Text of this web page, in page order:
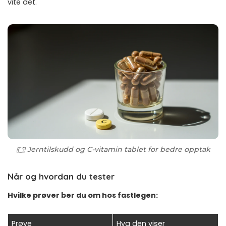
vite det.
Jerntilskudd og C-vitamin tablet for bedre opptak
Når og hvordan du tester
Hvilke prøver ber du om hos fastlegen:
Prøve Hva den viser